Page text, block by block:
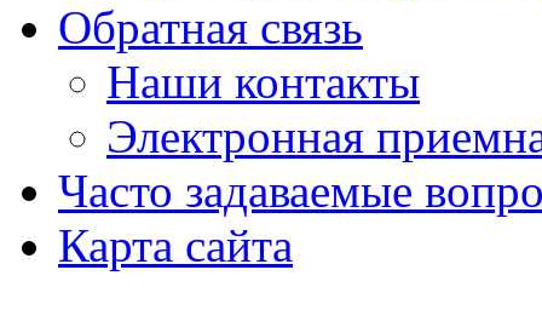
Обратная связь
Наши контакты
Электронная
Часто задаваемые
Карта сайта